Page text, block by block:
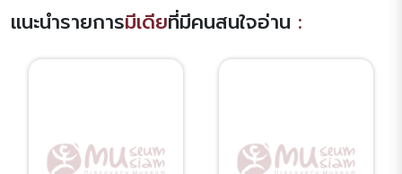
แนะนำรายการมีเดียที่มีคนสนใจอ่าน :